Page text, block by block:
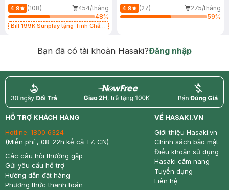
4.9 (108)
454/tháng
48%
Bill 199K Sunplay tặng Tinh Chất
4.9 (27)
275/tháng
59%
Bạn đã có tài khoản Hasaki?Đăng nhập
return nowfree price
HỖ TRỢ KHÁCH HÀNG
Hotline: 1800 6324
(Miễn phí , 08-22h kể cả T7, CN)
Các câu hỏi thường gặp
Gửi yêu cầu hỗ trợ
Hướng dẫn đặt hàng
Phương thức thanh toán
VỀ HASAKI.VN
Giới thiệu Hasaki.vn
Chính sách bảo mật
Điều khoản sử dụng
Hasaki cẩm nang
Tuyển dụng
Liên hệ